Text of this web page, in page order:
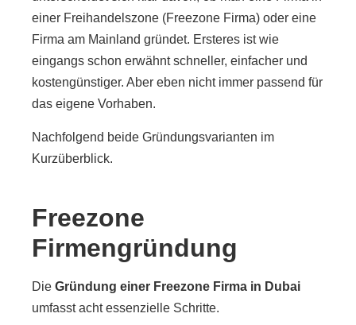
einer Freihandelszone (Freezone Firma) oder eine
Firma am Mainland gründet. Ersteres ist wie
eingangs schon erwähnt schneller, einfacher und
kostengünstiger. Aber eben nicht immer passend für
das eigene Vorhaben.
Nachfolgend beide Gründungsvarianten im
Kurzüberblick.
Freezone
Firmengründung
Die Gründung einer Freezone Firma in Dubai
umfasst acht essenzielle Schritte.